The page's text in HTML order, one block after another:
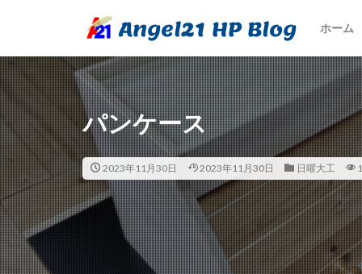
ホーム
パンケース
2023年11月30日 2023年11月30日 日曜大工